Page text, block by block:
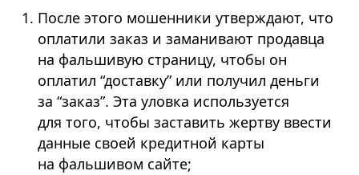
После этого мошенники утверждают, что
оплатили заказ и заманивают продавца
на фальшивую страницу, чтобы он
оплатил “доставку” или получил деньги
за “заказ”. Эта уловка используется
для того, чтобы заставить жертву ввести
данные своей кредитной карты
на фальшивом сайте;